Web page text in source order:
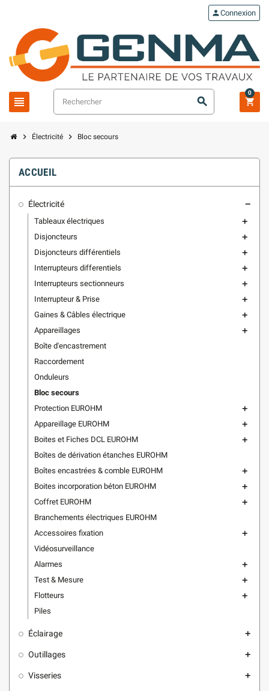
view_headline search
personConnexion
shopping_cart
0
chevron_right Électricité chevron_right Bloc secours
ACCUEIL
Électricité remove
Tableaux électriques add
Disjoncteurs add
Disjoncteurs différentiels add
Interrupteurs differentiels add
Interrupteurs sectionneurs add
Interrupteur & Prise add
Gaines & Câbles électrique add
Appareillages add
Boîte d'encastrement
Raccordement
Onduleurs
Bloc secours
Protection EUROHM
add
Appareillage EUROHM add
Boites et Fiches DCL EUROHM add
Boîtes de dérivation étanches EUROHM
Boîtes encastrées & comble EUROHM
add
Boites incorporation béton EUROHM add
Coffret EUROHM add
Branchements électriques EUROHM
Accessoires fixation
add
Vidéosurveillance
Alarmes
add
Test & Mesure add
Flotteurs add
Piles
Éclairage add
Outillages add
Visseries add